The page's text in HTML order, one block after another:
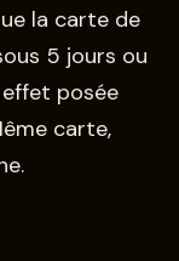
la carte de
5 jours ou
posée
carte,